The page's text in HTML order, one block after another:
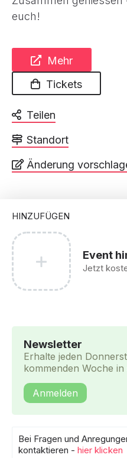
euch!
Mehr
Tickets
Teilen
Standort
Änderung
HINZUFÜGEN
Event
Jetzt
Newsletter
Erhalte jeden
kommenden Woche
Anmelden
Bei Fragen und
kontaktieren - hier klicken